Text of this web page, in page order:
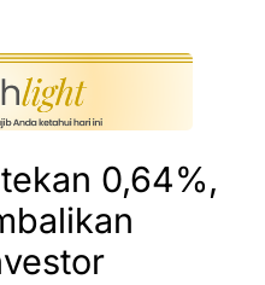
0,64%,